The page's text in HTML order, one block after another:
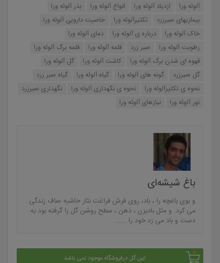
آلوئه ورا
ازدیاد آلوئه ورا انواع آلوئه ورا
بذر آلوئه ورا
بیماریهای صبرزرد
تکثیرآلوئه ورا
خاصیت دارویی آلوئه ورا
خاک آلوئه ورا
درباره ی آلوئه ورا
دمای آلوئه ورا
رطوبت آلوئه ورا
صبر زرد قلمه آلوئه ورا
قلمه برگ آلوئه ورا
قهوه ای شدن برگ آلوئه ورا
کاشت آلوئه ورا
گل آلوئه ورا
گل صبرزرد
گونه های آلوئه ورا گیاه آلوئه ورا
گیاه صبر زرد
نحوه ی تکثیرآلوئه ورا
نحوه ی نگهداری آلوئه ورا
نگهداری صبرزرد
نور آلوئه ورا
نیازهای آلوئه ورا
باغ شیشه‌ای
و بوی باغچه را ، باد، روی فرش فراغت نثار حاشیه صاف زندگی
می کرد. و مثل بادبزن ، ذهن ، سطح روشن گل را گرفته بود به
دست و باد می زد خود را ......
این گل درفروشگاه موجود نمی باشد